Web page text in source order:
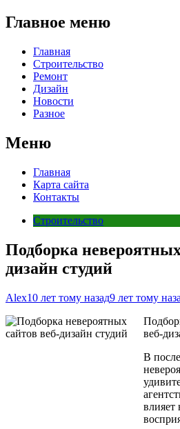
Главное меню
Главная
Строительство
Ремонт
Дизайн
Новости
Разное
Меню
Главная
Карта сайта
Контакты
Строительство
Подборка
дизайн студий
Alex10 лет тому назад9 лет тому
веб-
В
влияет